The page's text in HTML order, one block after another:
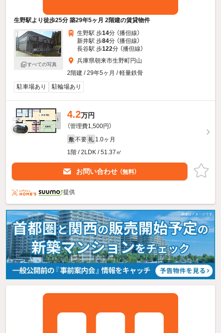
生野駅より徒歩25分 築29年5ヶ月 2階建の賃貸物件
すべての写真
生野駅 歩14分 （播但線）
新井駅 歩84分 （播但線）
長谷駅 歩122分 （播但線）
兵庫県朝来市生野町円山
2階建 / 29年5ヶ月 / 軽量鉄骨
駐車場あり
駐輪場あり
4.2万円
（管理費1,500円）
敷 不要 礼 1.0ヶ月
1階 / 2LDK / 51.37㎡
お問い合わせ （無料）
提供